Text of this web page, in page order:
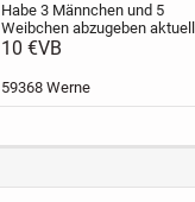
Habe 3 Männchen und 5
Weibchen abzugeben
und die Weibchen Gruppe ist
scheckenWeibchen 10
10 €VB
59368 Werne